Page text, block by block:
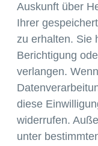
Auskunft über
Ihrer
zu erhalten. Sie
Berichtigung
verlangen.
diese
widerrufen.
unter